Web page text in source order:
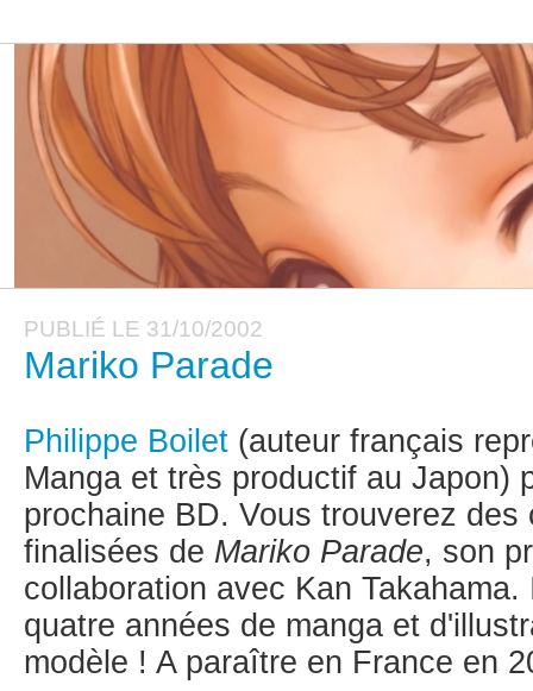
PUBLIÉ LE 31/10/2002
Mariko Parade
Philippe Boilet (auteur français
Manga et très productif au Japon)
prochaine BD. Vous trouverez
finalisées de Mariko Parade, son
collaboration avec Kan
quatre années de manga et
modèle ! A paraître en France en